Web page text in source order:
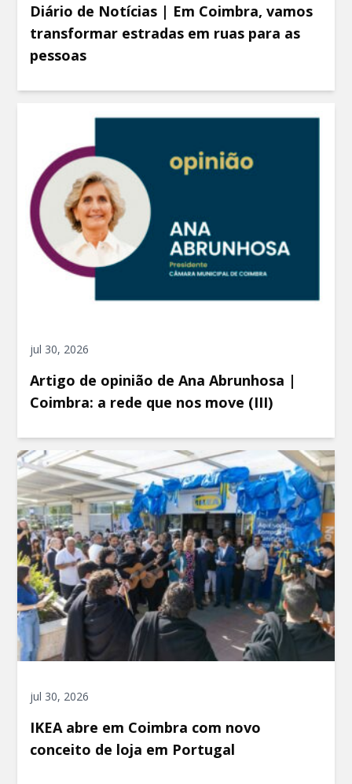
Diário de Notícias | Em Coimbra, vamos
transformar estradas em ruas para as
pessoas
jul 30, 2026
Artigo de opinião de Ana Abrunhosa |
Coimbra: a rede que nos move (III)
jul 30, 2026
IKEA abre em Coimbra com novo
conceito de loja em Portugal